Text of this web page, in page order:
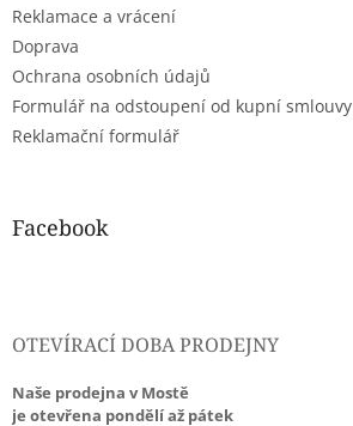
Reklamace a vrácení
Doprava
Ochrana osobních údajů
Formulář na odstoupení od kupní smlouvy
Reklamační formulář
Facebook
OTEVÍRACÍ DOBA PRODEJNY
Naše prodejna v Mostě
je otevřena pondělí až pátek